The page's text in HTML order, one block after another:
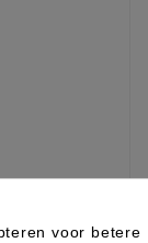
voor betere